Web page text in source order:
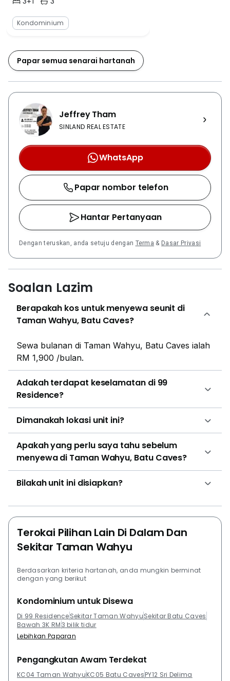
Bilik TidurBilik Mandi
Kondominium
Papar semua senarai hartanah
Jeffrey Tham
SINLAND REAL ESTATE
WhatsApp
Papar nombor telefon
Hantar Pertanyaan
Dengan teruskan, anda setuju dengan Terma & Dasar Privasi
Soalan Lazim
Berapakah kos untuk menyewa seunit di
Taman Wahyu, Batu Caves?
Sewa bulanan di Taman Wahyu, Batu Caves ialah
RM 1,900 /bulan.
Adakah terdapat keselamatan di 99
Residence?
Dimanakah lokasi unit ini?
Apakah yang perlu saya tahu sebelum
menyewa di Taman Wahyu, Batu Caves?
Bilakah unit ini disiapkan?
Terokai Pilihan Lain Di Dalam Dan
Sekitar Taman Wahyu
Berdasarkan kriteria hartanah, anda mungkin berminat
dengan yang berikut
Kondominium untuk Disewa
Di 99 ResidenceSekitar Taman WahyuSekitar Batu Caves
Bawah 3K RM3 bilik tidur
Lebihkan Paparan
Pengangkutan Awam Terdekat
KC04 Taman WahyuKC05 Batu CavesPY12 Sri Delima